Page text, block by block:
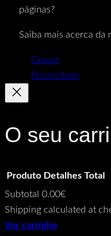
páginas?
Saiba mais acerca da
Gravar
Privacidade
O seu
Products
Produto Detalhes Total
Subtotal 0.00€
Shipping calculated at
Ver carrinho